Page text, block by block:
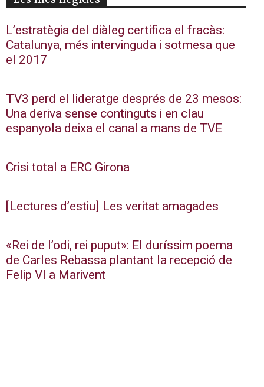
L’estratègia del diàleg certifica el fracàs:
Catalunya, més intervinguda i sotmesa que
el 2017
TV3 perd el lideratge després de 23 mesos:
Una deriva sense continguts i en clau
espanyola deixa el canal a mans de TVE
Crisi total a ERC Girona
[Lectures d’estiu] Les veritat amagades
«Rei de l’odi, rei puput»: El duríssim poema
de Carles Rebassa plantant la recepció de
Felip VI a Marivent